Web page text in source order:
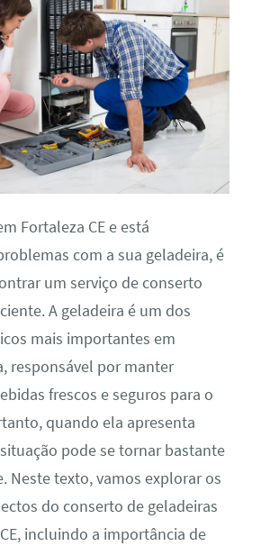
Fortaleza CE e está
com a sua geladeira, é
um serviço de conserto
A geladeira é um dos
mais importantes em
responsável por manter
frescos e seguros para o
quando ela apresenta
pode se tornar bastante
Neste texto, vamos explorar os
do conserto de geladeiras
incluindo a importância de